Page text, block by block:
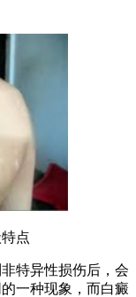
点
特异性损伤后，会
一种现象，而白癜